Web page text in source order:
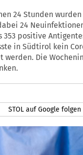
24 Stunden wurden
24
353 positive
in Südtirol kein
werden. Die
STOL auf Google folgen